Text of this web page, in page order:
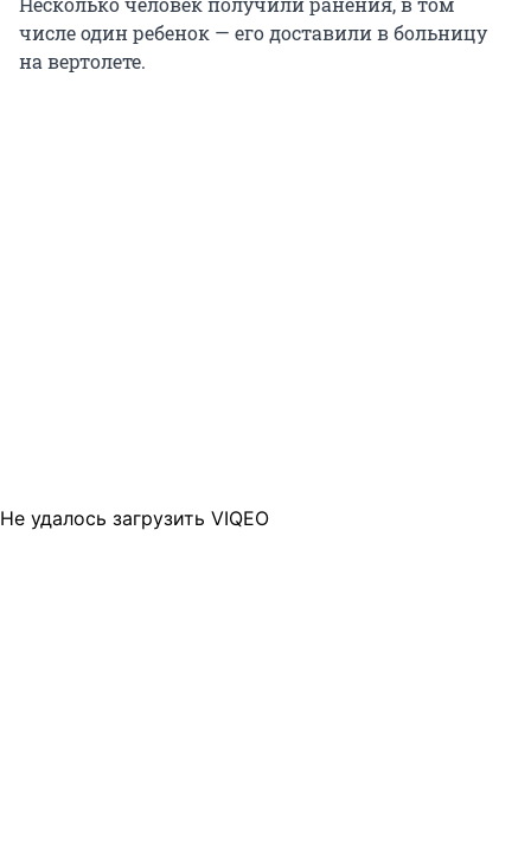
числе один ребенок — его доставили в больницу
на вертолете.
Не удалось загрузить VIQEO